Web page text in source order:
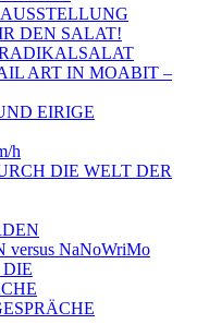
DEN SALAT!
ART IN MOABIT –
EIRIGE
h
DIE WELT DER
versus NaNoWriMo
DIE